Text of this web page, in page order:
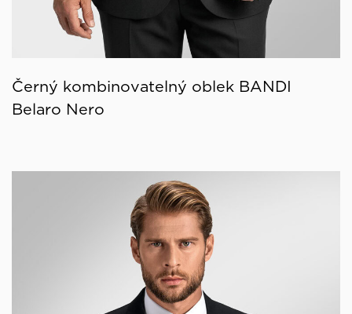
Černý kombinovatelný oblek BANDI
Belaro Nero